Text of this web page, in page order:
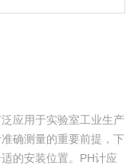
应用于实验室工业生产
确测量的重要前提，下
的安装位置。PH计应